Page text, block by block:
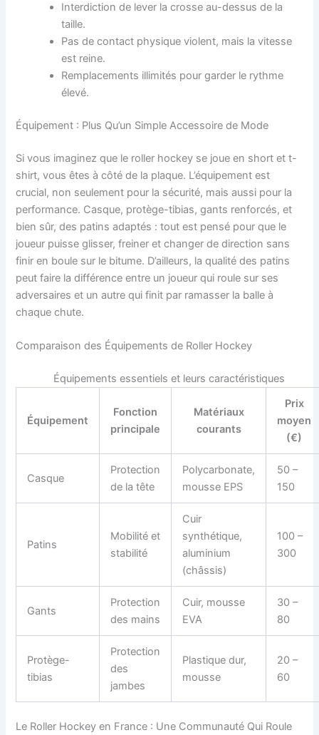
Interdiction de lever la crosse au-dessus de la
taille.
Pas de contact physique violent, mais la vitesse
est reine.
Remplacements illimités pour garder le rythme
élevé.
Équipement : Plus Qu’un Simple Accessoire de Mode
Si vous imaginez que le roller hockey se joue en short et t-
shirt, vous êtes à côté de la plaque. L’équipement est
crucial, non seulement pour la sécurité, mais aussi pour la
performance. Casque, protège-tibias, gants renforcés, et
bien sûr, des patins adaptés : tout est pensé pour que le
joueur puisse glisser, freiner et changer de direction sans
finir en boule sur le bitume. D’ailleurs, la qualité des patins
peut faire la différence entre un joueur qui roule sur ses
adversaires et un autre qui finit par ramasser la balle à
chaque chute.
Comparaison des Équipements de Roller Hockey
Équipements essentiels et leurs caractéristiques
Équipement
Fonction
principale
Matériaux
courants
Prix
moyen
(€)
Casque
Protection
de la tête
Polycarbonate,
mousse EPS
50 –
150
Patins
Mobilité et
stabilité
Cuir
synthétique,
aluminium
(châssis)
100 –
300
Gants
Protection
des mains
Cuir, mousse
EVA
30 –
80
Protège-
tibias
Protection
des
jambes
Plastique dur,
mousse
20 –
60
Le Roller Hockey en France : Une Communauté Qui Roule